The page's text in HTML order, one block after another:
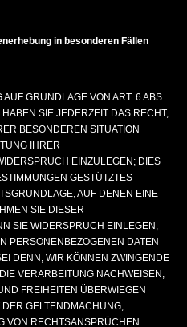
in besonderen Fällen
GRUNDLAGE VON ART. 6 ABS.
SIE JEDERZEIT DAS RECHT,
BESONDEREN SITUATION
IHRER
EINZULEGEN; DIES
GESTÜTZTES
AUF DENEN EINE
SIE DIESER
SIE WIDERSPRUCH EINLEGEN,
PERSONENBEZOGENEN DATEN
DENN, WIR KÖNNEN ZWINGENDE
VERARBEITUNG NACHWEISEN,
FREIHEITEN ÜBERWIEGEN
GELTENDMACHUNG,
VON RECHTSANSPRÜCHEN